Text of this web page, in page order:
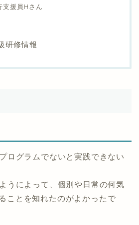
支援員Hさん
研修情報
ログラムでないと実践できない
うによって、個別や日常の何気
ことを知れたのがよかったで